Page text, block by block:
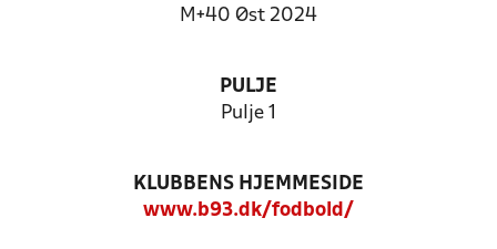
M+40 Øst 2024
PULJE
Pulje 1
KLUBBENS HJEMMESIDE
www.b93.dk/fodbold/